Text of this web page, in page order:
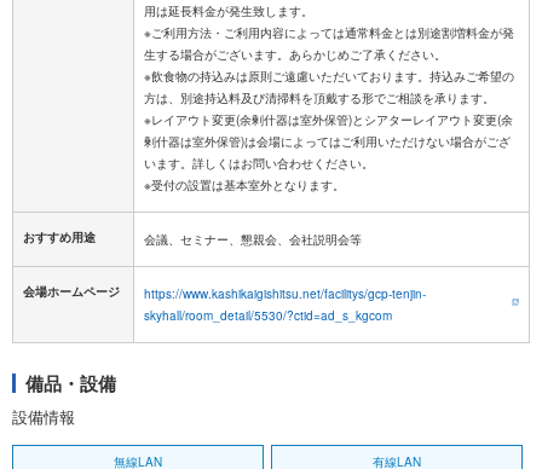
用は延長料金が発生致します。
※ご利用方法・ご利用内容によっては通常料金とは別途割増料金が発
生する場合がございます。あらかじめご了承ください。
※飲食物の持込みは原則ご遠慮いただいております。持込みご希望の
方は、別途持込料及び清掃料を頂戴する形でご相談を承ります。
※レイアウト変更(余剰什器は室外保管)とシアターレイアウト変更(余
剰什器は室外保管)は会場によってはご利用いただけない場合がござ
います。詳しくはお問い合わせください。
おすすめ用途 会議、セミナー、懇親会、会社説明会等
会場ホームページ
https://www.kashikaigishitsu.net/facilitys/gcp-tenjin-
skyhall/room_detail/5530/?ctid=ad_s_kgcom
備品・設備
設備情報
無線LAN 有線LAN